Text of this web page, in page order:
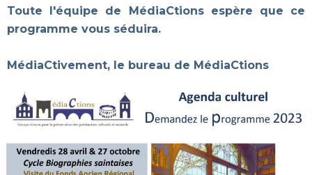
Toute l'équipe de MédiaCtions espère que ce
programme vous séduira.
MédiaCtivement, le bureau de MédiaCtions